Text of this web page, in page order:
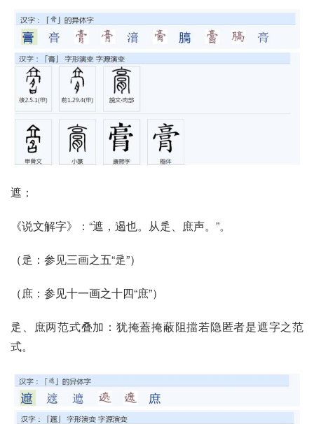
遮：
《说文解字》：“遮，遏也。从辵、庶声。”。
（辵：参见三画之五“辵”）
（庶 ：参见十一画之十四“庶”）
辵、庶两范式叠加：犹掩蓋掩蔽阻擋若隐匿者是遮字之范
式。